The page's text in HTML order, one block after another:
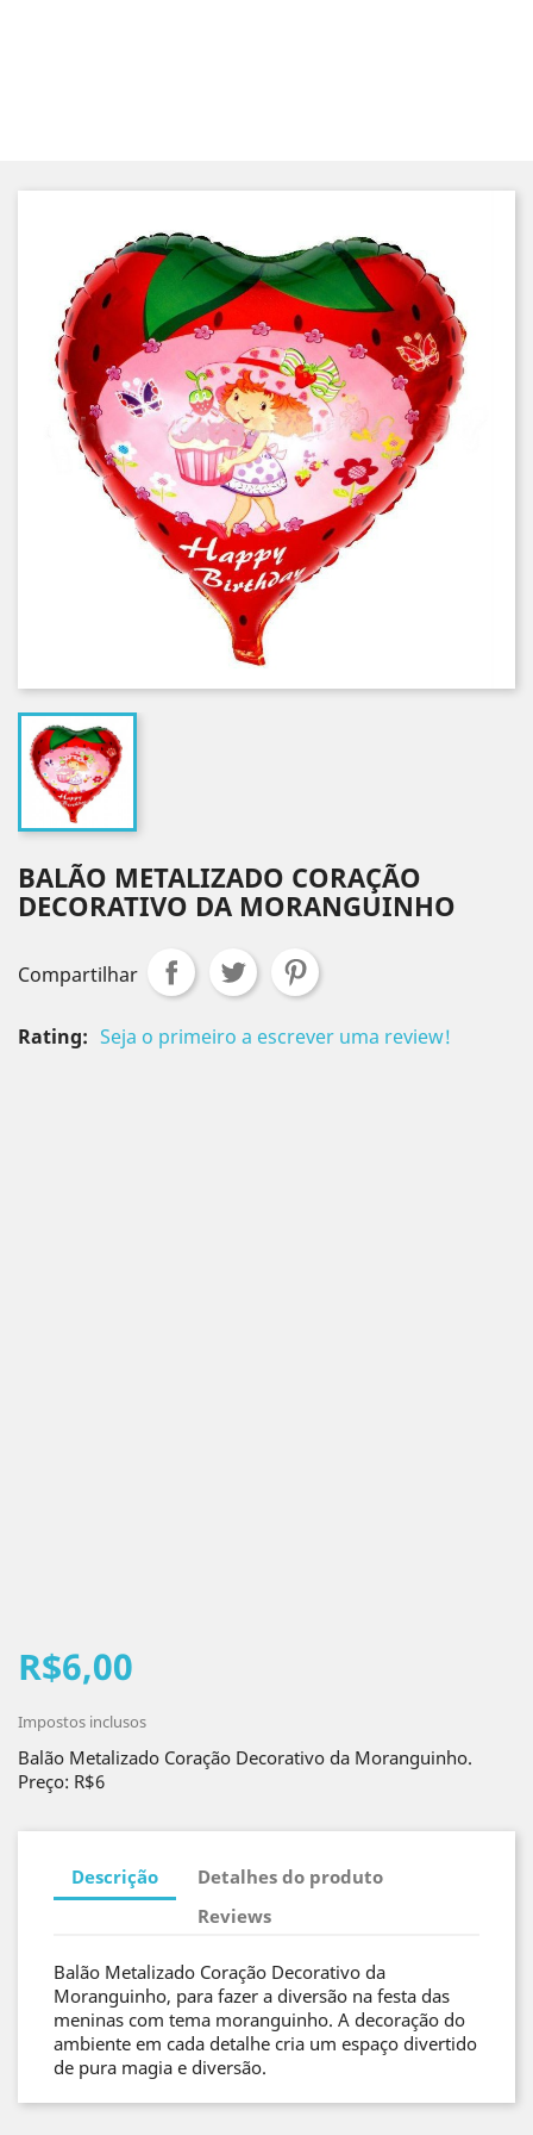
BALÃO METALIZADO CORAÇÃO
DECORATIVO DA MORANGUINHO
Compartilhar
Rating: Seja o primeiro a escrever uma review!
R$6,00
Impostos inclusos
Balão Metalizado Coração Decorativo da Moranguinho.
Preço: R$6
Descrição
Detalhes do produto
Reviews
Balão Metalizado Coração Decorativo da
Moranguinho, para fazer a diversão na festa das
meninas com tema moranguinho. A decoração do
ambiente em cada detalhe cria um espaço divertido
de pura magia e diversão.